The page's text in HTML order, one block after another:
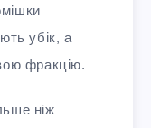
убік, а
фракцію.
ніж